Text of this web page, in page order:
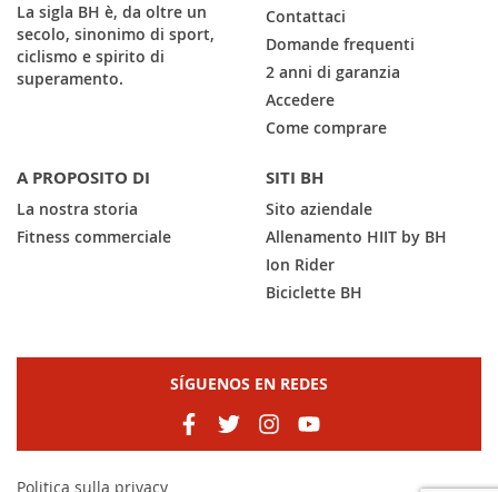
La sigla BH è, da oltre un
secolo, sinonimo di sport,
ciclismo e spirito di
superamento.
Contattaci
Domande frequenti
2 anni di garanzia
Accedere
Come comprare
A PROPOSITO DI
La nostra storia
Fitness commerciale
SITI BH
Sito aziendale
Allenamento HIIT by BH
Ion Rider
Biciclette BH
SÍGUENOS EN REDES
Politica sulla privacy